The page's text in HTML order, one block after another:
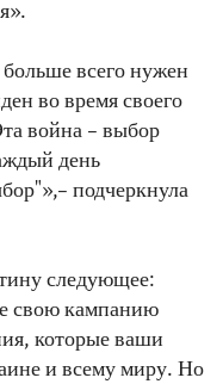
всего нужен
во время своего
война – выбор
день
подчеркнула
следующее:
свою кампанию
которые ваши
и всему миру. Но